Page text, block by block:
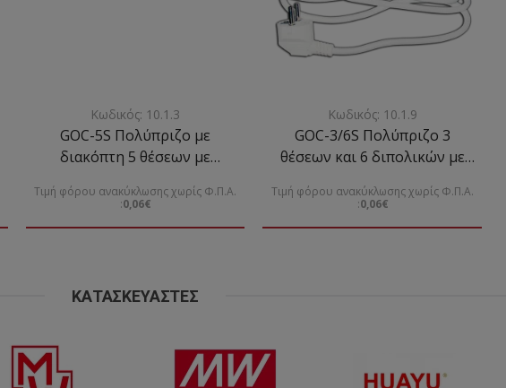
Κωδικός: 10.1.3
GOC-5S Πολύπριζο με
διακόπτη 5 θέσεων με
Τιμή φόρου ανακύκλωσης χωρίς Φ.Π.Α.
:0,06€
Κωδικός: 10.1.9
GOC-3/6S Πολύπριζο 3
θέσεων και 6 διπολικών με
Τιμή φόρου ανακύκλωσης χωρίς Φ.Π.Α.
:0,06€
ΚΑΤΑΣΚΕΥΑΣΤΈΣ